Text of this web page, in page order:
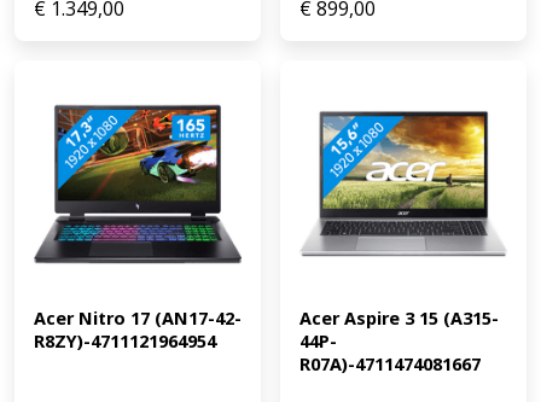
€ 1.349,00 €899,00
Acer Nitro 17 (AN17-42-
R8ZY)-4711121964954
Acer Aspire 3 15 (A315-
44P-
R07A)-4711474081667